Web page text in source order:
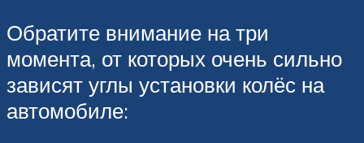
Обратите внимание на три
момента, от которых очень сильно
зависят углы установки колёс на
автомобиле: